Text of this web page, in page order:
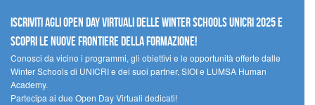
Iscriviti agli Open Day Virtuali delle Winter Schools UNICRI 2025 e
scopri le nuove frontiere della formazione!
Conosci da vicino i programmi, gli obiettivi e le opportunità offerte dalle
Winter Schools di UNICRI e dei suoi partner, SIOI e LUMSA Human
Academy.
Partecipa ai due Open Day Virtuali dedicati!